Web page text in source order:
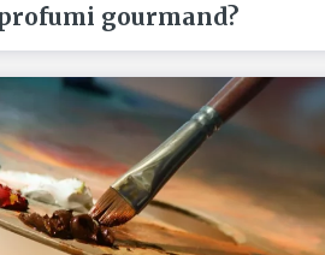
gourmand?